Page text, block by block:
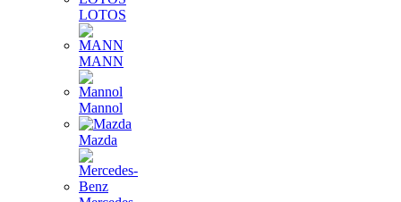
LOTOS
MANN
Mannol
Mazda